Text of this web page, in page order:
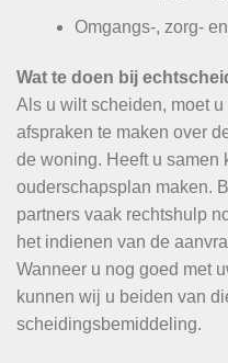
Omgangs-, zorg-
Wat te doen bij
Als u wilt scheiden, moet
afspraken te maken over
de woning. Heeft u samen
ouderschapsplan maken.
partners vaak rechtshulp
het indienen van de
Wanneer u nog goed met
kunnen wij u beiden van
scheidingsbemiddeling.